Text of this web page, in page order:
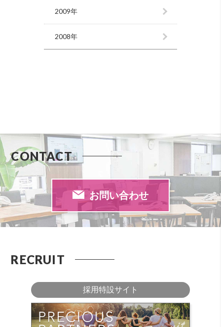
2009年
2008年
CONTACT
お問い合わせ
RECRUIT
採用特設サイト